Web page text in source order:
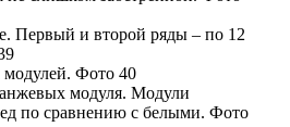
Первый и второй ряды – по 12
модулей. Фото 40
модуля. Модули
по сравнению с белыми. Фото